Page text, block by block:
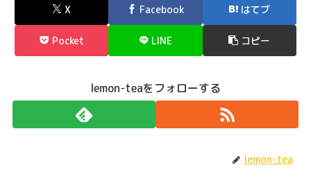
X Facebook はてブ
Pocket LINE コピー
lemon-teaをフォローする
lemon-tea